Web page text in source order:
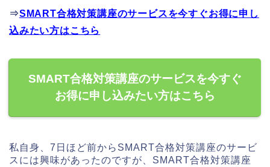
⇒SMART合格対策講座のサービスを今すぐお得に申し
込みたい方はこちら
SMART合格対策講座のサービスを今すぐ
お得に申し込みたい方はこちら
私自身、7日ほど前からSMART合格対策講座のサービ
スには興味があったのですが、SMART合格対策講座